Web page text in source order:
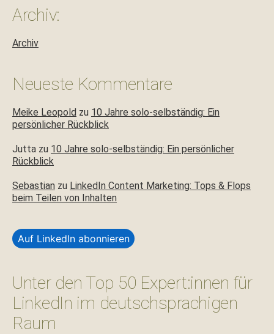
Archiv:
Archiv
Neueste Kommentare
Meike Leopold zu 10 Jahre solo-selbständig: Ein
persönlicher Rückblick
Jutta zu 10 Jahre solo-selbständig: Ein persönlicher
Rückblick
Sebastian zu LinkedIn Content Marketing: Tops & Flops
beim Teilen von Inhalten
Auf LinkedIn abonnieren
Unter den Top 50 Expert:innen für
LinkedIn im deutschsprachigen
Raum